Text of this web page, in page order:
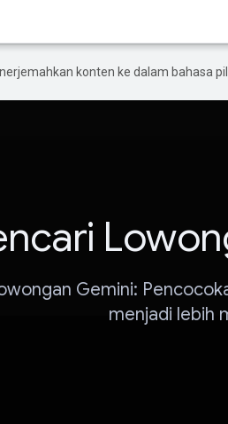
konten ke dalam bahasa
Gemini:
menjadi lebih